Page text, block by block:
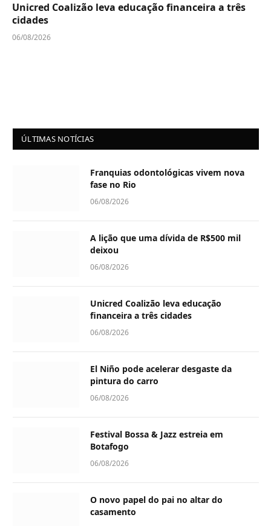
Unicred Coalizão leva educação financeira a três
cidades
06/08/2026
ÚLTIMAS NOTÍCIAS
Franquias odontológicas vivem nova
fase no Rio
06/08/2026
A lição que uma dívida de R$500 mil
deixou
06/08/2026
Unicred Coalizão leva educação
financeira a três cidades
06/08/2026
El Niño pode acelerar desgaste da
pintura do carro
06/08/2026
Festival Bossa & Jazz estreia em
Botafogo
06/08/2026
O novo papel do pai no altar do
casamento